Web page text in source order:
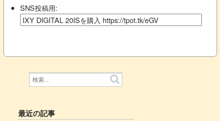
SNS投稿用:
最近の記事